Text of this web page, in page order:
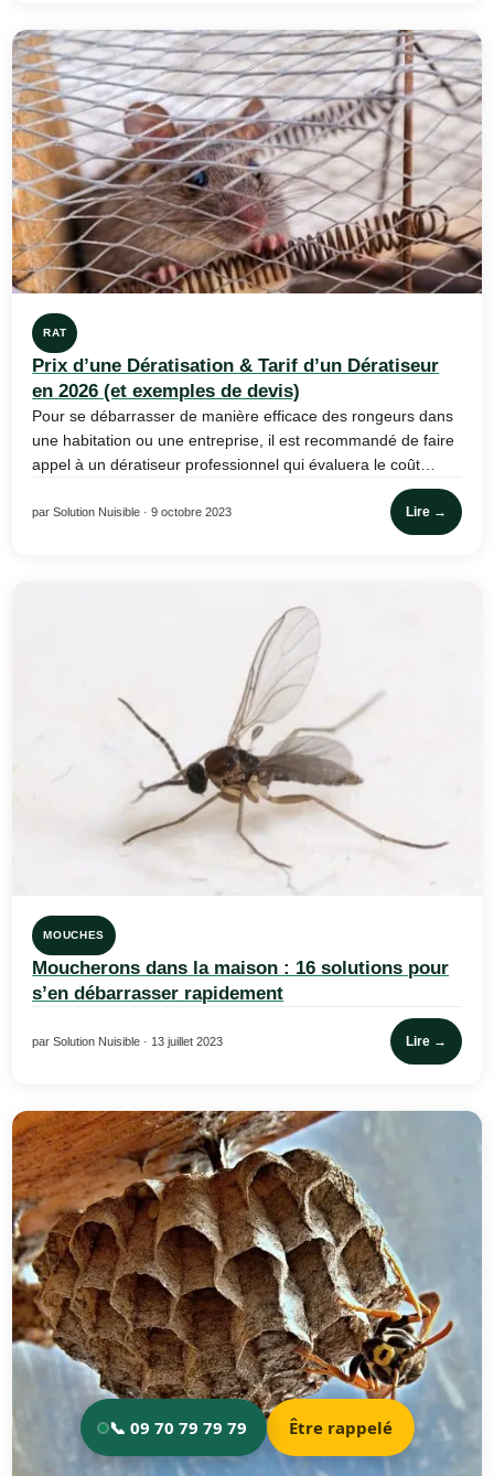
RAT
Prix d’une Dératisation & Tarif d’un Dératiseur
en 2026 (et exemples de devis)
Pour se débarrasser de manière efficace des rongeurs dans
une habitation ou une entreprise, il est recommandé de faire
appel à un dératiseur professionnel qui évaluera le coût…
par Solution Nuisible · 9 octobre 2023 Lire →
MOUCHES
Moucherons dans la maison : 16 solutions pour
s’en débarrasser rapidement
par Solution Nuisible · 13 juillet 2023 Lire →